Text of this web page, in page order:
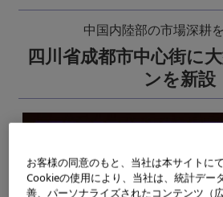
中国内陸部の市場深耕を
四川省成都市中心街に
ンを新設
お客様の同意のもと、当社は本サイトに
Cookieの使用により、当社は、統計デー
善、パーソナライズされたコンテンツ（